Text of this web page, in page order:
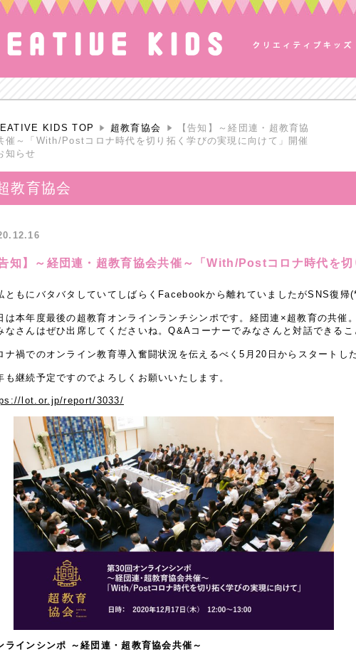
KIDS TOP 超教育協会
【告知】～経団連・超教育協
催～「With/Postコロナ時代を切り拓く学びの実現に向けて」開催
知らせ
教育協会
告知】～経団連・超教育協会共催～「With/Postコロナ時代を
ともにバタバタしていてしばらくFacebookから離れていましたがSNS復帰
は本年度最後の超教育オンラインランチシンポです。経団連×超教育の共催
なさんはぜひ出席してくださいね。Q&Aコーナーでみなさんと対話できるこ
ナ禍でのオンライン教育導入奮闘状況を伝えるべく5月20日からスタートし
も継続予定ですのでよろしくお願いいたします。
lot.or.jp/report/3033/
ラインシンポ ～経団連・超教育協会共催～